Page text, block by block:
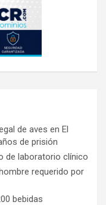
de aves en El
de prisión
de laboratorio clínico
requerido por
bebidas